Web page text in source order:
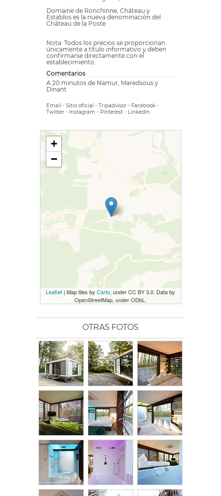
Domaine de Ronchinne, Château y
Establos es la nueva denominación del
Château de la Poste.
Nota: Todos los precios se proporcionan
únicamente a título informativo y deben
confirmarse directamente con el
establecimiento.
Comentarios
A 20 minutos de Namur, Maredsous y
Dinant
Email - Sitio oficial - Tripadvisor - Facebook -
Twitter - Instagram - Pinterest - LinkedIn
+
−
Leaflet | Map tiles by Carto, under CC BY 3.0. Data by
OpenStreetMap, under ODbL.
OTRAS FOTOS